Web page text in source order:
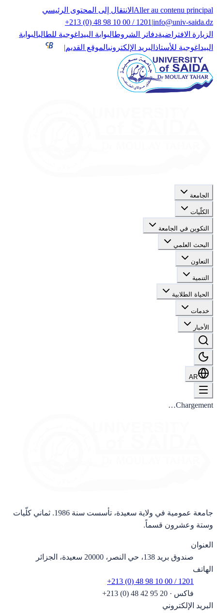
Aller au contenu principal الانتقال إلى المحتوى الرئيسي
info@univ-saida.dz
|
+213 (0) 48 98 10 00 / 1201
الزيارة الافتراضيةدفاتر الشروطالبوابة البيداغوجية للطالبالبوابة
البيداغوجية للأستاذ البريد الإلكترونيالموقع القديم|
الجامعة
الكلّيات
التكوين في الجامعة
البحث العلمي
التعاون
التنمية
الحياة الطلابية
خدمات
الأخبار
AR
Chargement…
جامعة عمومية في ولاية سعيدة، تأسست سنة 1986. ثماني كلّيات
وستة وعشرون قسماً.
العنوان
صندوق بريد 138، حي النصر، 20000 سعيدة، الجزائر
الهاتف
+213 (0) 48 98 10 00 / 1201
فاكس ·
+213 (0) 48 42 95 20
البريد الإلكتروني